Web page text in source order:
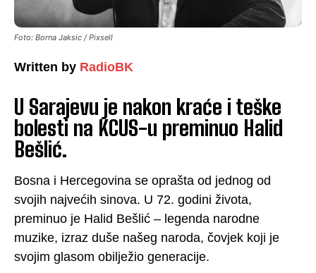
Foto: Borna Jaksic / Pixsell
Written by RadioBK
U Sarajevu je nakon kraće i teške
bolesti na KCUS-u preminuo Halid
Bešlić.
Bosna i Hercegovina se oprašta od jednog od
svojih najvećih sinova. U 72. godini života,
preminuo je Halid Bešlić – legenda narodne
muzike, izraz duše našeg naroda, čovjek koji je
svojim glasom obilježio generacije.